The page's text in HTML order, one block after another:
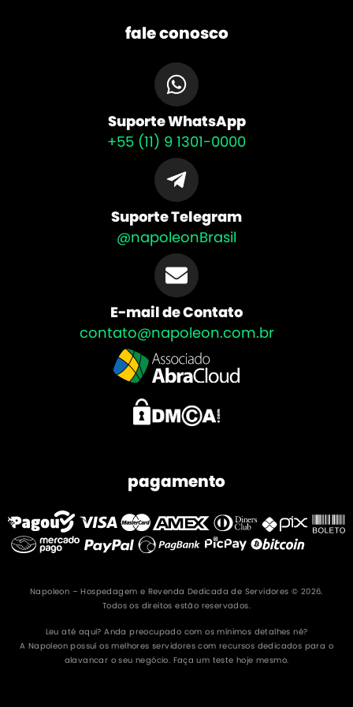
fale conosco
Suporte WhatsApp
+55 (11) 9 1301-0000
Suporte Telegram
@napoleonBrasil
E-mail de Contato
contato@napoleon.com.br
pagamento
Napoleon – Hospedagem e Revenda Dedicada de Servidores © 2026.
Todos os direitos estão reservados.
Leu até aqui? Anda preocupado com os mínimos detalhes né?
A Napoleon possuí os melhores servidores com recursos dedicados para o
alavancar o seu negócio. Faça um teste hoje mesmo.